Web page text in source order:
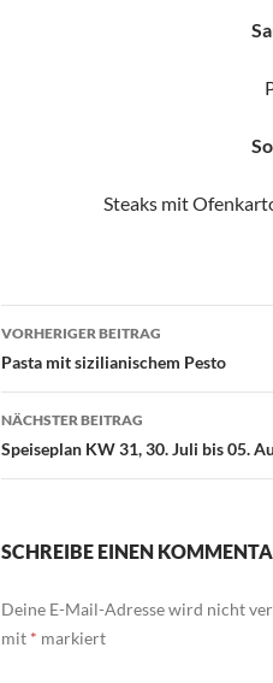
Steaks mit
Beitragsnavigation
VORHERIGER BEITRAG
Pasta mit sizilianischem Pesto
NÄCHSTER BEITRAG
Speiseplan KW 31, 30. Juli bis 05.
SCHREIBE EINEN
Deine E-Mail-Adresse wird nicht
mit * markiert